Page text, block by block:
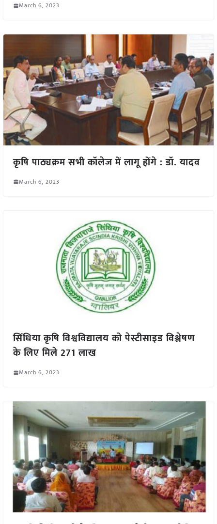
March 6, 2023
कृषि पाठ्यक्रम सभी कॉलेज में लागू होंगे : डॉ. यादव
March 6, 2023
सिंधिया कृषि विश्वविद्यालय को पेस्टीसाइड विश्लेषण
के लिए मिले 271 लाख
March 6, 2023